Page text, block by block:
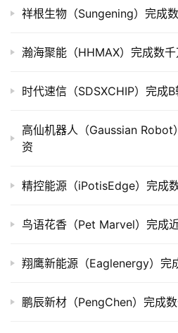
投
据
业
院
祥根生物（Sungening）完成
瀚海聚能（HHMAX）完成数
时代速信（SDSXCHIP）完成B
高仙机器人（Gaussian Robot
资
精控能源（iPotisEdge）完成
鸟语花香（Pet Marvel）完成
翔鹰新能源（Eaglenergy）完
鹏辰新材（PengChen）完成